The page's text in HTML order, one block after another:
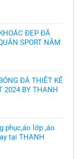
ĐẸP ĐÃ
SPORT NĂM
ĐÁ THIẾT KẾ
2024 BY THANH
phục,áo lớp ,áo
tại THANH